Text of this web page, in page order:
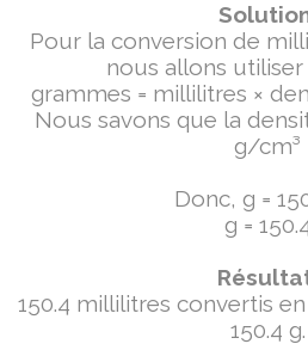
Pour la conversion de
nous allons
grammes = millilitres ×
Nous savons que la
g/cm³
Donc, g =
g =
150.4 millilitres convertis
150.4 g.